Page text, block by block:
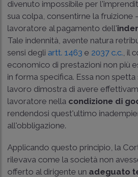
divenuto impossibile per
sua colpa, consentirne la fruizione
lavoratore al pagamento dell'
Tale indennità, avente natura
sensi degli artt. 1463 e 2037 c.c. , il
economico di prestazioni non più
in forma specifica. Essa non
lavoro dimostra di avere
lavoratore nella condizione di
rendendosi quest'ultimo
all'obbligazione.
Applicando questo principio, la
rilevava come la società non
offerto al dirigente un adeguato